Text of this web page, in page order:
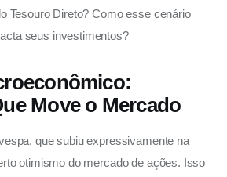
Tesouro Direto? Como esse cenário
seus investimentos?
Move o Mercado
que subiu expressivamente na
otimismo do mercado de ações. Isso